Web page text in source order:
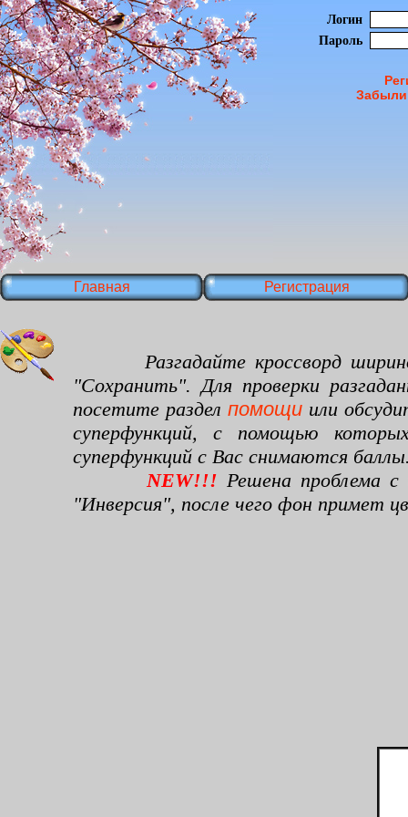
Логин
Пароль
Забыли
Главная Регистрация
Разгадайте кроссворд шириной
"Сохранить". Для проверки
посетите раздел помощиили
суперфункций, с помощью
суперфункций с Вас снимаются
NEW!!! Решена проблема
"Инверсия", после чего фон примет